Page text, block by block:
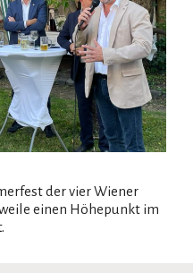
der vier Wiener
einen Höhepunkt im